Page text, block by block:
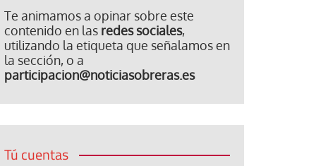
Te animamos a opinar sobre este
contenido en las redes sociales,
utilizando la etiqueta que señalamos en
la sección, o a
participacion@noticiasobreras.es
Tú cuentas